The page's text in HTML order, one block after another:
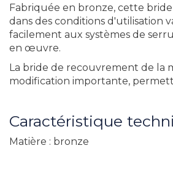
Fabriquée en bronze, cette
dans des conditions d'utilisation
facilement aux systèmes de
en œuvre.
La bride de recouvrement de la
modification importante,
Caractéristique
Matière : bronze